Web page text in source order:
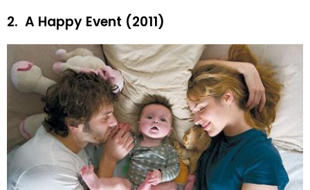
2. A Happy Event (2011)